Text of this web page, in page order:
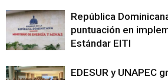
República
puntuación en
Estándar EITI
EDESUR y UNAPEC